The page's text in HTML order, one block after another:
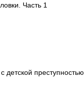
Часть 1
преступностью